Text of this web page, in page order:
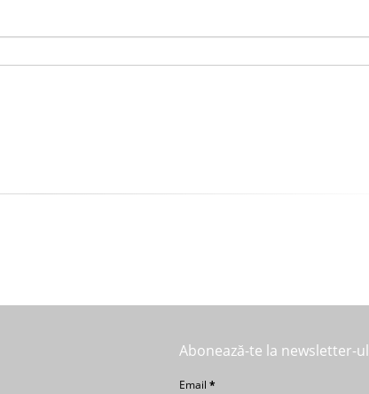
Abonează-te la newsletter-
Email *